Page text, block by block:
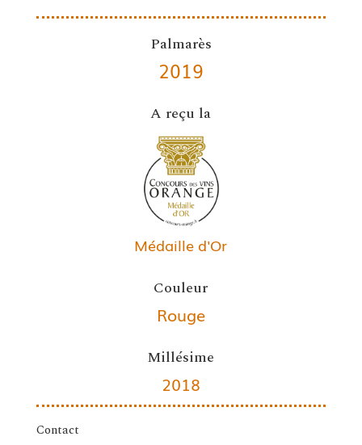
Palmarès
2019
A reçu la
Médaille d'Or
Couleur
Rouge
Millésime
2018
Contact